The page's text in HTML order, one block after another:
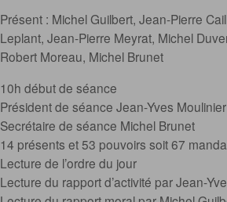
Présent : Michel Guilbert, Jean-Pierre
Leplant, Jean-Pierre Meyrat, Michel
Robert Moreau, Michel Brunet
10h début de séance
Président de séance Jean-Yves Moulinier
Secrétaire de séance Michel Brunet
14 présents et 53 pouvoirs soit 67
Lecture de l’ordre du jour
Lecture du rapport d’activité par Jean-